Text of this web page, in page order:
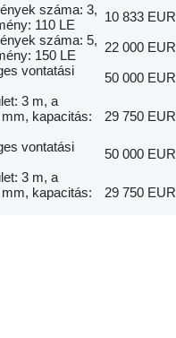
száma: 3,
110 LE
10 833 EUR
száma: 5,
150 LE
22 000 EUR
vontatási
50 000 EUR
3 m, a
kapacitás:
29 750 EUR
vontatási
50 000 EUR
3 m, a
kapacitás:
29 750 EUR